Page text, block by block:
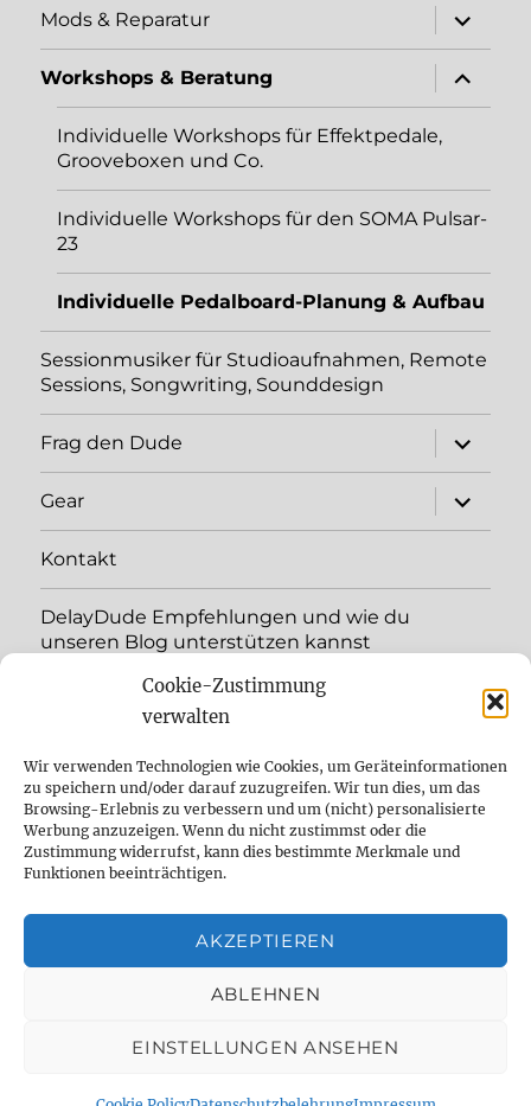
Cookie-Zustimmung
verwalten
Wir verwenden Technologien wie Cookies, um Geräteinformationen
zu speichern und/oder darauf zuzugreifen. Wir tun dies, um das
Browsing-Erlebnis zu verbessern und um (nicht) personalisierte
Werbung anzuzeigen. Wenn du nicht zustimmst oder die
Zustimmung widerrufst, kann dies bestimmte Merkmale und
Funktionen beeinträchtigen.
AKZEPTIEREN
ABLEHNEN
EINSTELLUNGEN ANSEHEN
Mods & Reparatur
öffnen
Workshops & Beratung
öffnen
Individuelle Workshops für Effektpedale,
Grooveboxen und Co.
Individuelle Workshops für den SOMA Pulsar-
23
Individuelle Pedalboard-Planung & Aufbau
Sessionmusiker für Studioaufnahmen, Remote
Sessions, Songwriting, Sounddesign
Frag den Dude
öffnen
Gear
öffnen
Kontakt
DelayDude Empfehlungen und wie du
unseren Blog unterstützen kannst
öffnen
YouTube
Instagram
Feed
Cookie Policy (EU)